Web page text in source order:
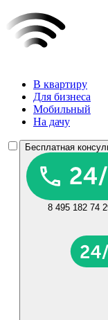
В квартиру
Для бизнеса
Мобильный
На дачу
Бесплатная
8 495 182 74